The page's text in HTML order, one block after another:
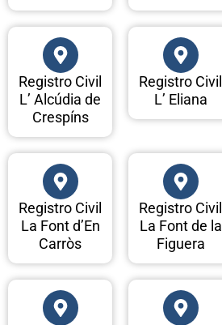
Registro Civil
L’ Alcúdia de
Crespíns
Registro Civil
L’ Eliana
Registro Civil
La Font d’En
Carròs
Registro Civil
La Font de la
Figuera